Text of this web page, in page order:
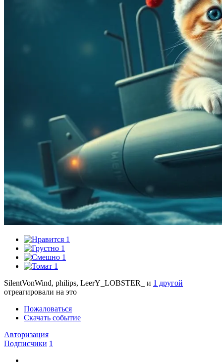
1
1
1
1
SilentVonWind, philips, LeerY_LOBSTER_ и 1 другой
отреагировали на это
Пожаловаться
Скачать событие
Авторизация
Подписчики 1